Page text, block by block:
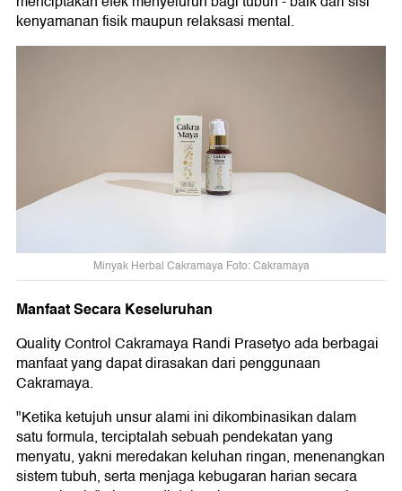
kenyamanan fisik maupun relaksasi mental.
Minyak Herbal Cakramaya Foto: Cakramaya
Manfaat Secara Keseluruhan
Quality Control Cakramaya Randi Prasetyo ada berbagai
manfaat yang dapat dirasakan dari penggunaan
Cakramaya.
"Ketika ketujuh unsur alami ini dikombinasikan dalam
satu formula, terciptalah sebuah pendekatan yang
menyatu, yakni meredakan keluhan ringan, menenangkan
sistem tubuh, serta menjaga kebugaran harian secara